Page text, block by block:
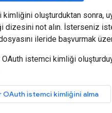
oluşturduktan sonra,
dizesini not alın. İsterseniz
ileride başvurmak
OAuth istemci kimliği
OAuth istemci kimliğini alma